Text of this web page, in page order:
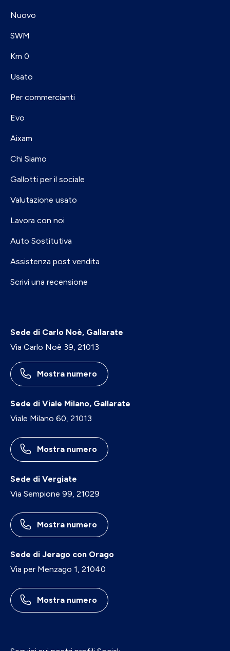
Nuovo
SWM
Km 0
Usato
Per commercianti
Evo
Aixam
Chi Siamo
Gallotti per il sociale
Valutazione usato
Lavora con noi
Auto Sostitutiva
Assistenza post vendita
Scrivi una recensione
Sede di Carlo Noè, Gallarate
Via Carlo Noè 39, 21013
Mostra numero
Sede di Viale Milano, Gallarate
Viale Milano 60, 21013
Mostra numero
Sede di Vergiate
Via Sempione 99, 21029
Mostra numero
Sede di Jerago con Orago
Via per Menzago 1, 21040
Mostra numero